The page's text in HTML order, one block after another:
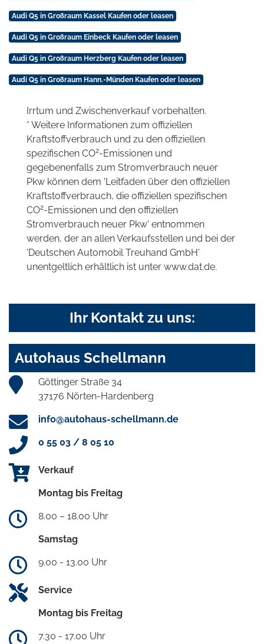
Audi Q5 in Großraum Kassel Kaufen oder leasen
Audi Q5 in Großraum Einbeck Kaufen oder leasen
Audi Q5 in Großraum Herzberg Kaufen oder leasen
Audi Q5 in Großraum Hann.-Münden Kaufen oder leasen
Irrtum und Zwischenverkauf vorbehalten.
* Weitere Informationen zum offiziellen
Kraftstoffverbrauch und zu den offiziellen
spezifischen CO2-Emissionen und
gegebenenfalls zum Stromverbrauch neuer
Pkw können dem 'Leitfaden über den offiziellen
Kraftstoffverbrauch, die offiziellen spezifischen
CO2-Emissionen und den offiziellen
Stromverbrauch neuer Pkw' entnommen
werden, der an allen Verkaufsstellen und bei der
'Deutschen Automobil Treuhand GmbH'
unentgeltlich erhältlich ist unter www.dat.de.
Ihr Kontakt zu uns:
Autohaus Schellmann
Göttinger Straße 34
37176 Nörten-Hardenberg
info@autohaus-schellmann.de
0 55 03 / 8 05 10
Verkauf
Montag bis Freitag
8.00 – 18.00 Uhr
Samstag
9.00 - 13.00 Uhr
Service
Montag bis Freitag
7.30 - 17.00 Uhr